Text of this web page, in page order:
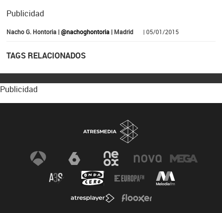
Publicidad
Nacho G. Hontoria |@nachoghontoria| Madrid | 05/01/2015
TAGS RELACIONADOS
Publicidad